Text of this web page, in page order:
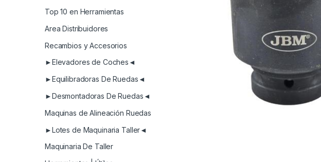
Top 10 en Herramientas
Area Distribuidores
Recambios y Accesorios
►Elevadores de Coches◄
►Equilibradoras De Ruedas◄
►Desmontadoras De Ruedas◄
Maquinas de Alineación Ruedas
►Lotes de Maquinaria Taller◄
Maquinaria De Taller